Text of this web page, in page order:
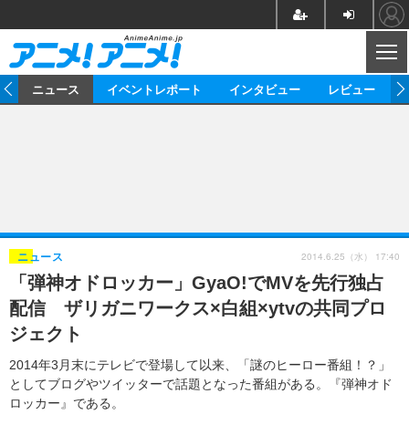
ゲーム グッズ
イベント 海外
海外イベント ビジネス
俳優・タレント アーティスト
ビジネス
アニメ 実写
書評 イベント
ゲーム 座談会
動画
アニメ！アニメ！TV ABEMA Cafe
連載・コラム
ニュース イベントレポート インタビュー レビュー
「弾神オドロッカー」GyaO!でMVを先行独占
配信 ザリガニワークス×白組×ytvの共同プロ
ジェクト
2014年3月末にテレビで登場して以来、「謎のヒーロー番組！？」
としてブログやツイッターで話題となった番組がある。『弾神オド
ロッカー』である。
ニュース 2014.6.25（水） 17:40